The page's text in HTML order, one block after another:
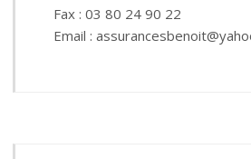
Fax : 03 80 24 90 22
Email :